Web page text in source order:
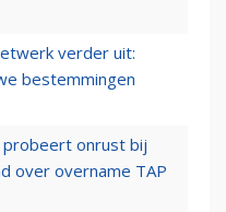
verder uit:
bestemmingen
probeert onrust bij
over overname TAP